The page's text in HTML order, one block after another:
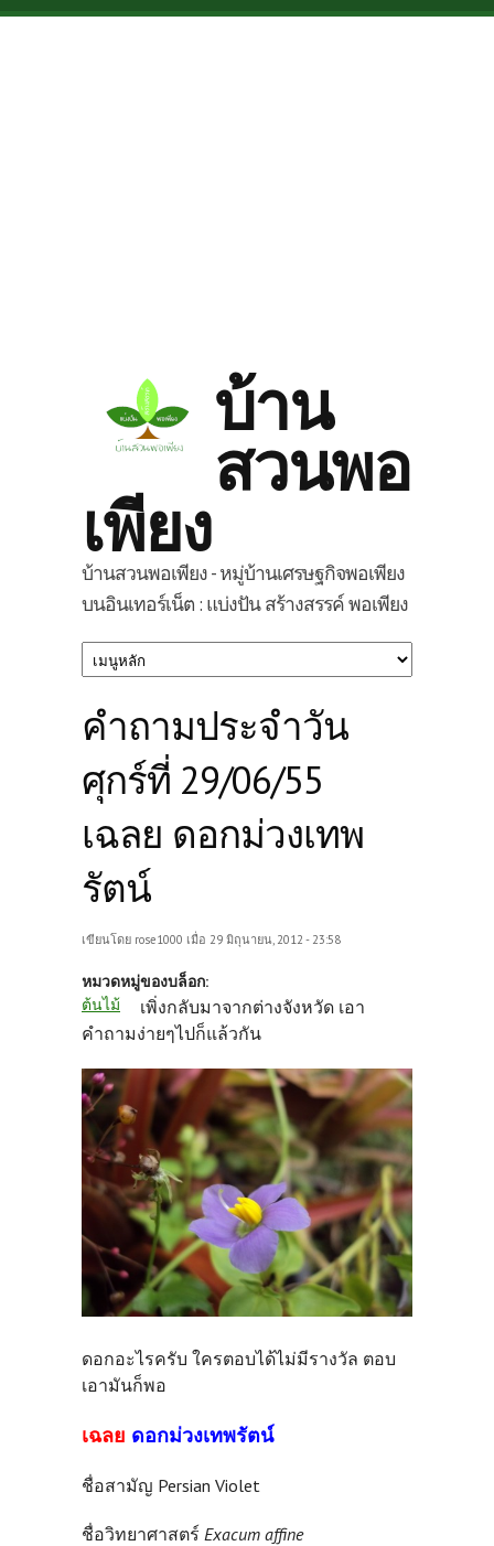
Skip to main content
บ้าน
สวนพอ
เพียง
บ้านสวนพอเพียง - หมู่บ้านเศรษฐกิจพอเพียง
บนอินเทอร์เน็ต : แบ่งปัน สร้างสรรค์ พอเพียง
คำถามประจำวัน
ศุกร์ที่ 29/06/55
เฉลย ดอกม่วงเทพ
รัตน์
เขียนโดย rose1000 เมื่อ 29 มิถุนายน, 2012 - 23:58
หมวดหมู่ของบล็อก:
ต้นไม้
เพิ่งกลับมาจากต่างจังหวัด เอา
คำถามง่ายๆไปก็แล้วกัน
ดอกอะไรครับ ใครตอบได้ไม่มีรางวัล ตอบ
เอามันก็พอ
เฉลย ดอกม่วงเทพรัตน์
ชื่อสามัญ Persian Violet
ชื่อวิทยาศาสตร์ Exacum affine